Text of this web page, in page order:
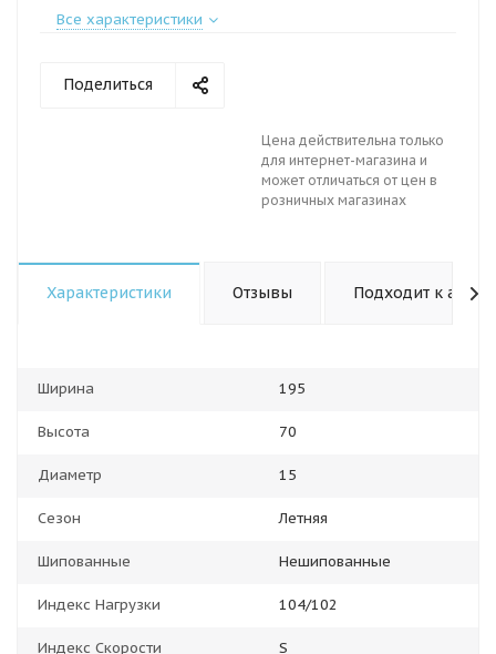
Все характеристики
Поделиться
Цена действительна только
для интернет-магазина и
может отличаться от цен в
розничных магазинах
Характеристики Отзывы Подходит к авто
Ширина 195
Высота 70
Диаметр 15
Сезон Летняя
Шипованные Нешипованные
Индекс Нагрузки 104/102
Индекс Скорости S